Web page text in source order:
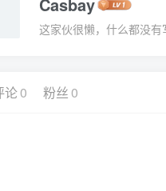
这家伙很懒，什么都没有
论0 粉丝 0